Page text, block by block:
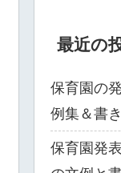
最近の
保育園の
例集＆書
保育園発